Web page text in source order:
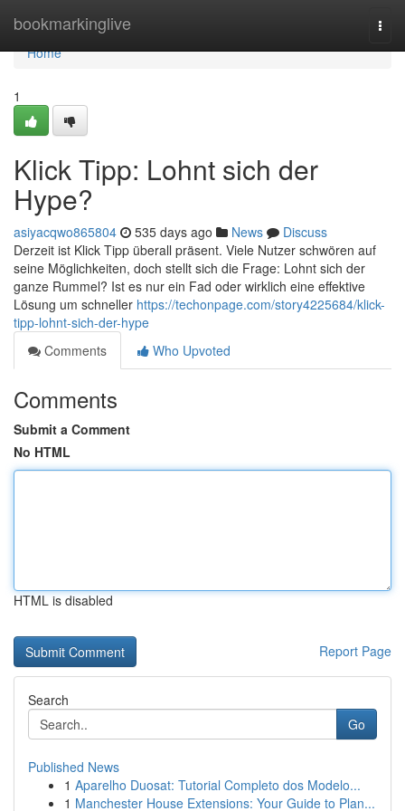
bookmarkinglive
Home
Home
1
Klick Tipp: Lohnt sich der
Hype?
asiyacqwo865804 535 days ago News
Discuss
Derzeit ist Klick Tipp überall präsent. Viele Nutzer schwören auf
seine Möglichkeiten, doch stellt sich die Frage: Lohnt sich der
ganze Rummel? Ist es nur ein Fad oder wirklich eine effektive
Lösung um schneller https://techonpage.com/story4225684/klick-
tipp-lohnt-sich-der-hype
Comments
Who Upvoted
Comments
Submit a Comment
No HTML
HTML is disabled
Report Page
Search
Go
Published News
1 Aparelho Duosat: Tutorial Completo dos Modelo...
1 Manchester House Extensions: Your Guide to Plan...